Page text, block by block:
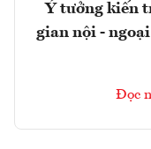
Ý tưởng kiến
gian nội -
Đọc